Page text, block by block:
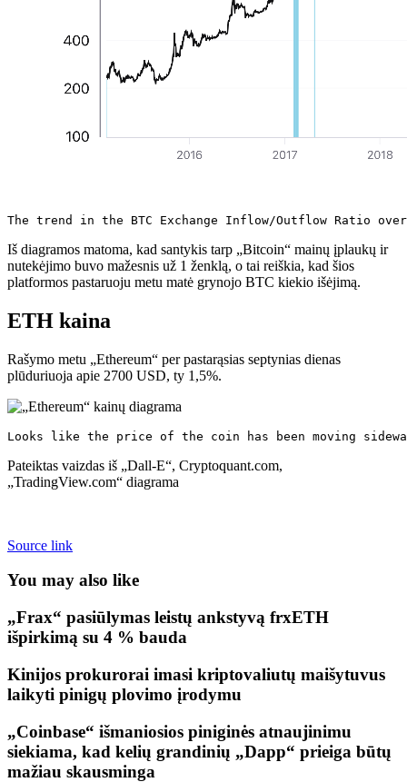
The trend in the BTC Exchange Inflow/Outflow Ratio
Iš diagramos matoma, kad santykis tarp „Bitcoin“ mainų įplaukų ir
nutekėjimo buvo mažesnis už 1 ženklą, o tai reiškia, kad šios
platformos pastaruoju metu matė grynojo BTC kiekio išėjimą.
ETH kaina
Rašymo metu „Ethereum“ per pastarąsias septynias dienas
plūduriuoja apie 2700 USD, ty 1,5%.
Looks like the price of the coin has been moving
Pateiktas vaizdas iš „Dall-E“, Cryptoquant.com,
„TradingView.com“ diagrama
Source link
You may also like
„Frax“ pasiūlymas leistų ankstyvą frxETH
išpirkimą su 4 % bauda
Kinijos prokurorai imasi kriptovaliutų maišytuvus
laikyti pinigų plovimo įrodymu
„Coinbase“ išmaniosios piniginės atnaujinimu
siekiama, kad kelių grandinių „Dapp“ prieiga būtų
mažiau skausminga